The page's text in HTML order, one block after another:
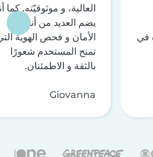
في
العالية، و موثوقيّته. كما
يضم العديد من أنظمة
الأمان و فحص الهوية
تمنح المستخدم شعورًا
بالثقة و الاطمئنان.
Giovanna